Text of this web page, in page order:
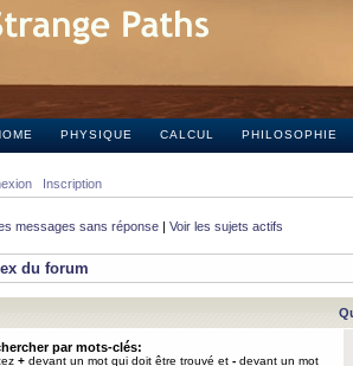
PHYSIQUE CALCUL PHILOSOPHIE
Inscription
messages sans réponse | Voir les sujets actifs
du forum
par mots-clés:
+ devant un mot qui doit être trouvé et - devant un mot